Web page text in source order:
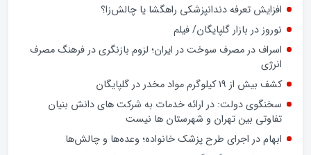
ضعف تحزب و کادرسازی؛ چالش احزاب در انتخابات
فرمانداران نیازمند چه اختیاراتی هستند ؟
صرفه‌جویی در خیابان دولت
افزایش تعرفه دندانپزشکی راهگشا یا چالش‌زا؟
نوروز در بازار گلپایگان/ فیلم
اسراف در مصرف سوخت در ایران؛ لزوم بازنگری در فرهنگ مصرف
انرژی
کشف بیش از ۱۹ کیلوگرم مواد مخدر در گلپایگان